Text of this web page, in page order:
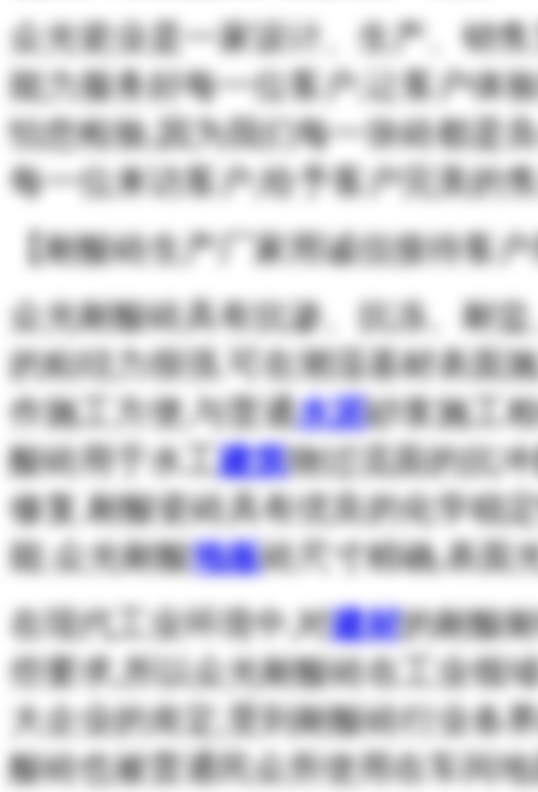
众光瓷业是一家设计、生产、销
能力服务好每一位客户,让客户体
怕您检验,因为我们每一块砖都是
每一位来访客户,给予客户完美的
【耐酸砖生产厂家用诚信接待客
众光耐酸砖具有抗渗、抗冻、耐
的粘结力很强.可在潮湿基材表面
作施工方便,与普通水泥砂浆施工
酸砖用于水工建筑物过流面的抗
修复.耐酸瓷砖具有优良的化学稳
能.众光耐酸地板砖尺寸精确,表面
在现代工业环境中,对建材的耐酸
些要求,所以众光耐酸砖在工业领
大企业的肯定,受到耐酸砖行业各
酸砖也被普通民众所使用在车间